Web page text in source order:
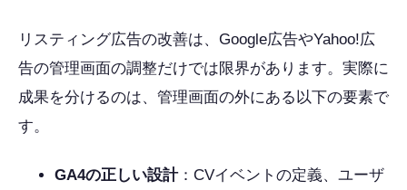
リスティング広告の改善は、Google広告やYahoo!広
告の管理画面の調整だけでは限界があります。実際に
成果を分けるのは、管理画面の外にある以下の要素で
す。
GA4の正しい設計：CVイベントの定義、ユーザ